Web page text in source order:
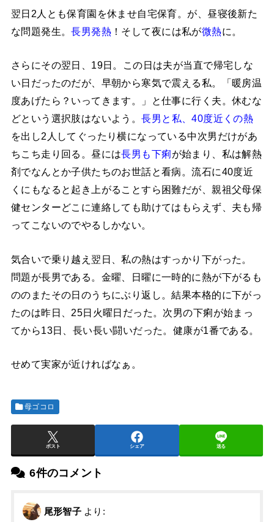
翌日2人とも保育園を休ませ自宅保育。が、昼寝後新た
な問題発生。長男発熱 ！そして夜には私が微熱に。
さらにその翌日、19日。この日は夫が当直で帰宅しな
い日だったのだが、早朝から寒気で震える私。「暖房温
度あげたら？いってきます。」と仕事に行く夫。休むな
どという選択肢はないよう。長男と私、40度近くの熱
を出し2人してぐったり横になっている中次男だけがあ
ちこち走り回る。昼には長男も下痢が始まり、私は解熱
剤でなんとか子供たちのお世話と看病。流石に40度近
くにもなると起き上がることすら困難だが、親祖父母保
健センターどこに連絡しても助けてはもらえず、夫も帰
ってこないのでやるしかない。
気合いで乗り越え翌日、私の熱はすっかり下がった。
問題が長男である。金曜、日曜に一時的に熱が下がるも
ののまたその日のうちにぶり返し。結果本格的に下がっ
たのは昨日、25日火曜日だった。次男の下痢が始まっ
てから13日、長い長い闘いだった。健康が1番である。
せめて実家が近ければなぁ。
母ゴコロ
ポスト シェア 送る
6件のコメント
尾形智子 より: